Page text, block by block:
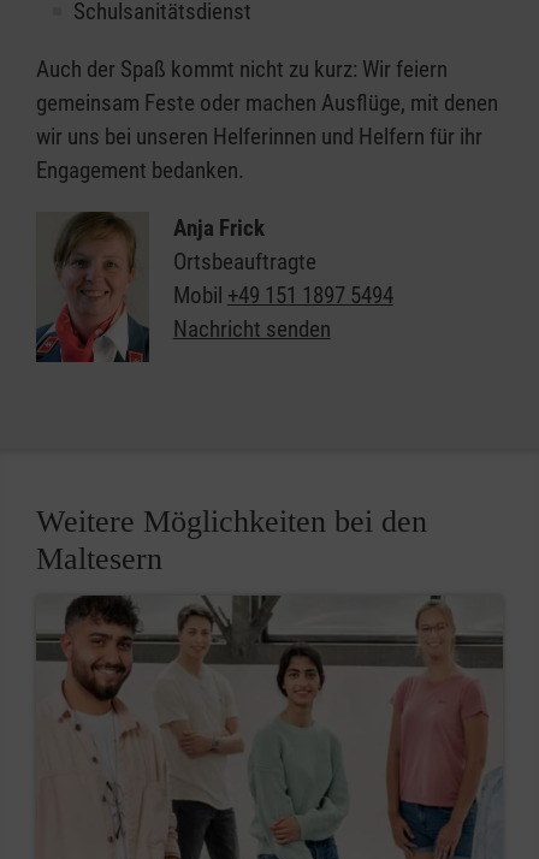
Schulsanitätsdienst
Auch der Spaß kommt nicht zu kurz: Wir feiern
gemeinsam Feste oder machen Ausflüge, mit denen
wir uns bei unseren Helferinnen und Helfern für ihr
Engagement bedanken.
Anja Frick
Ortsbeauftragte
Mobil +49 151 1897 5494
Nachricht senden
Weitere Möglichkeiten bei den
Maltesern